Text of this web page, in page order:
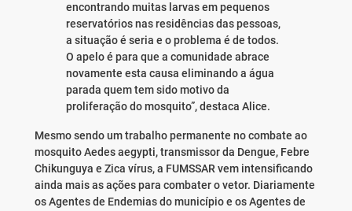
encontrando muitas larvas em pequenos
reservatórios nas residências das pessoas,
a situação é seria e o problema é de todos.
O apelo é para que a comunidade abrace
novamente esta causa eliminando a água
parada quem tem sido motivo da
proliferação do mosquito”, destaca Alice.
Mesmo sendo um trabalho permanente no combate ao
mosquito Aedes aegypti, transmissor da Dengue, Febre
Chikunguya e Zica vírus, a FUMSSAR vem intensificando
ainda mais as ações para combater o vetor. Diariamente
os Agentes de Endemias do município e os Agentes de